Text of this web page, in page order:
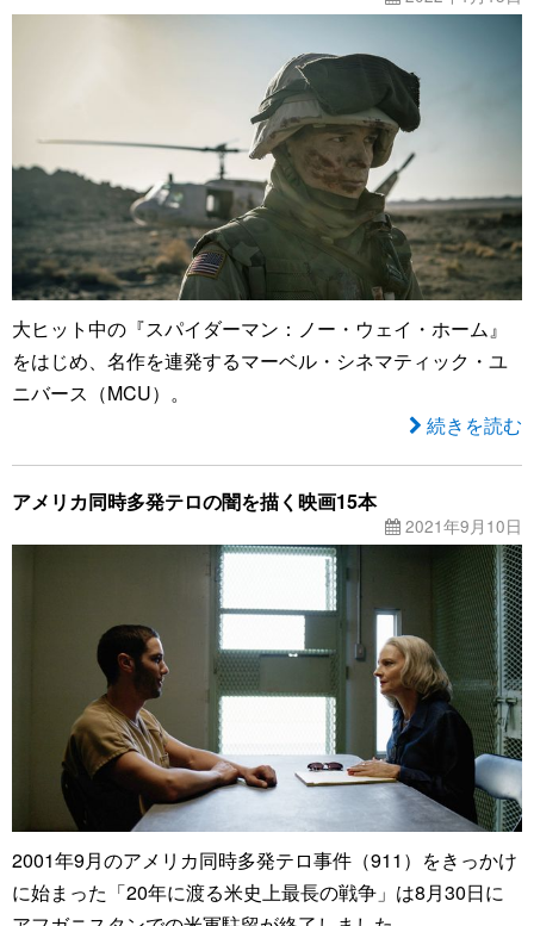
大ヒット中の『スパイダーマン：ノー・ウェイ・ホーム』
をはじめ、名作を連発するマーベル・シネマティック・ユ
ニバース（MCU）。
続きを読む
アメリカ同時多発テロの闇を描く映画15本
2021年9月10日
2001年9月のアメリカ同時多発テロ事件（911）をきっかけ
に始まった「20年に渡る米史上最長の戦争」は8月30日に